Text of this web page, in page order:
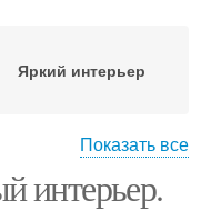
Яркий интерьер
Цвета в интерьере
Показать все
интерьер.